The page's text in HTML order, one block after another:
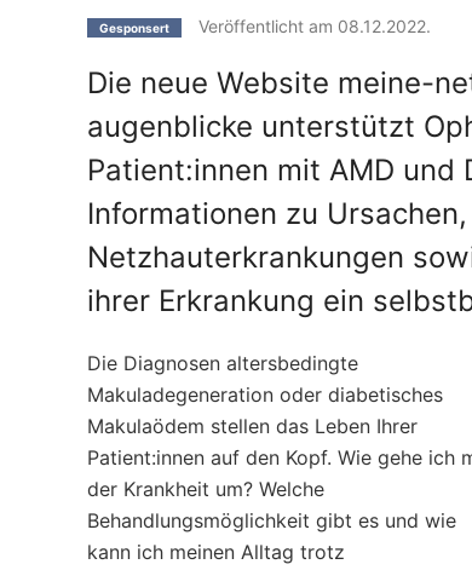
Gesponsert Veröffentlicht am 08.12.2022.
Die neue Website meine-
augenblicke unterstützt
Patient:innen mit AMD
Informationen zu
Netzhauterkrankungen
ihrer Erkrankung ein
Die Diagnosen altersbedingte
Makuladegeneration oder diabetisches
Makulaödem stellen das Leben Ihrer
Patient:innen auf den Kopf. Wie gehe ich
der Krankheit um? Welche
Behandlungsmöglichkeit gibt es und wie
kann ich meinen Alltag trotz